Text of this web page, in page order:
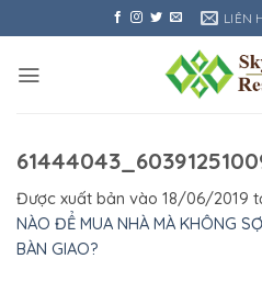
qua
dung
LIÊN
Được xuất bản vào 18/06/2019
NÀO ĐỂ MUA NHÀ MÀ KHÔNG
BÀN GIAO?